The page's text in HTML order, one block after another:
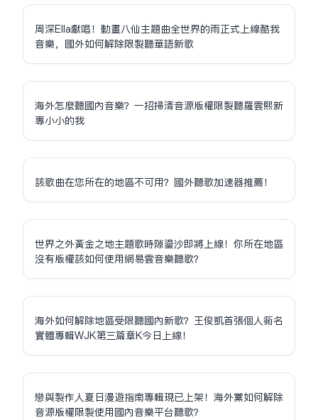
周深Ella獻唱！動畫八仙主題曲全世界的雨正式上線酷我
音樂，國外如何解除限制聽華語新歌
海外怎麼聽國內音樂？一招掃清音源版權限制聽羅雲熙新
專小小的我
該歌曲在您所在的地區不可用？國外聽歌加速器推薦！
世界之外黃金之地主題歌時隙鎏沙即將上線！你所在地區
沒有版權該如何使用網易雲音樂聽歌？
海外如何解除地區受限聽國內新歌？王俊凱首張個人同名
實體專輯WJK第三篇章K今日上線！
戀與製作人夏日漫遊指南專輯現已上架！海外黨如何解除
音源版權限制使用國內音樂平台聽歌？